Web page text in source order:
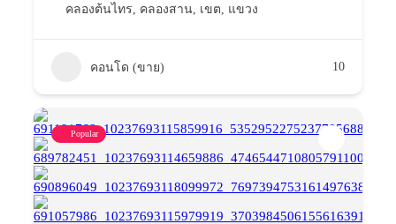
คลองต้นไทร
คลองสาน เขต แขวง
คอนโด (ขาย) 10
Popular